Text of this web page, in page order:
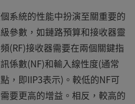
系統的性能中扮演至關重要的
參數，如鏈路預算和接收器靈
(RF)接收器需要在兩個關鍵指
係數(NF)和輸入線性度(通常
，即IIP3表示)。較低的NF可
要更高的增益。相反，較高的